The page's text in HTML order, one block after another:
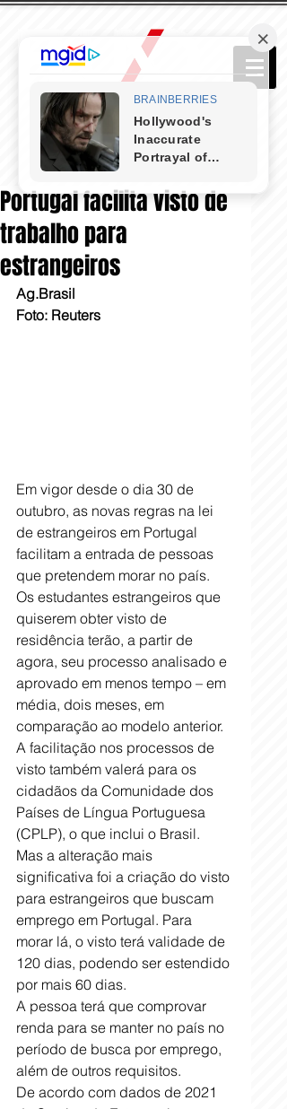
Portugal facilita visto de
trabalho para
estrangeiros
Ag.Brasil
Foto: Reuters
Em vigor desde o dia 30 de
outubro, as novas regras na lei
de estrangeiros em Portugal
facilitam a entrada de pessoas
que pretendem morar no país.
Os estudantes estrangeiros que
quiserem obter visto de
residência terão, a partir de
agora, seu processo analisado e
aprovado em menos tempo – em
média, dois meses, em
comparação ao modelo anterior.
A facilitação nos processos de
visto também valerá para os
cidadãos da Comunidade dos
Países de Língua Portuguesa
(CPLP), o que inclui o Brasil.
Mas a alteração mais
significativa foi a criação do visto
para estrangeiros que buscam
emprego em Portugal. Para
morar lá, o visto terá validade de
120 dias, podendo ser estendido
por mais 60 dias.
A pessoa terá que comprovar
renda para se manter no país no
período de busca por emprego,
além de outros requisitos.
De acordo com dados de 2021